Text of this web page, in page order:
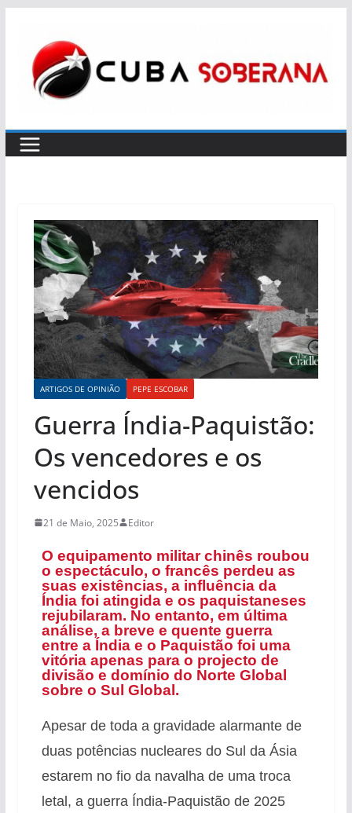
ARTIGOS DE OPINIÃO PEPE ESCOBAR
Guerra Índia-Paquistão:
Os vencedores e os
vencidos
21 de Maio, 2025 Editor
O equipamento militar chinês roubou
o espectáculo, o francês perdeu as
suas existências, a influência da
Índia foi atingida e os paquistaneses
rejubilaram. No entanto, em última
análise, a breve e quente guerra
entre a Índia e o Paquistão foi uma
vitória apenas para o projecto de
divisão e domínio do Norte Global
sobre o Sul Global.
Apesar de toda a gravidade alarmante de
duas potências nucleares do Sul da Ásia
estarem no fio da navalha de uma troca
letal, a guerra Índia-Paquistão de 2025